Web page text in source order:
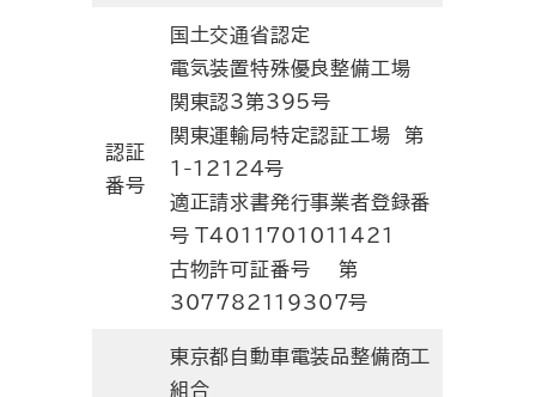
認証
番号
国土交通省認定
電気装置特殊優良整備工場
関東認3第395号
関東運輸局特定認証工場 第
1-12124号
適正請求書発行事業者登録番
号 T4011701011421
古物許可証番号 第
307782119307号
東京都自動車電装品整備商工
組合